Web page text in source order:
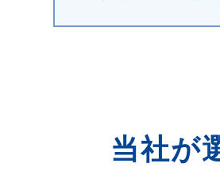
当社が